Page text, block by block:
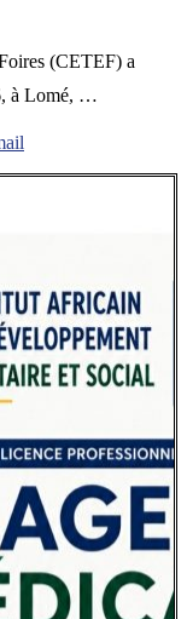
(CETEF) a
à Lomé, …